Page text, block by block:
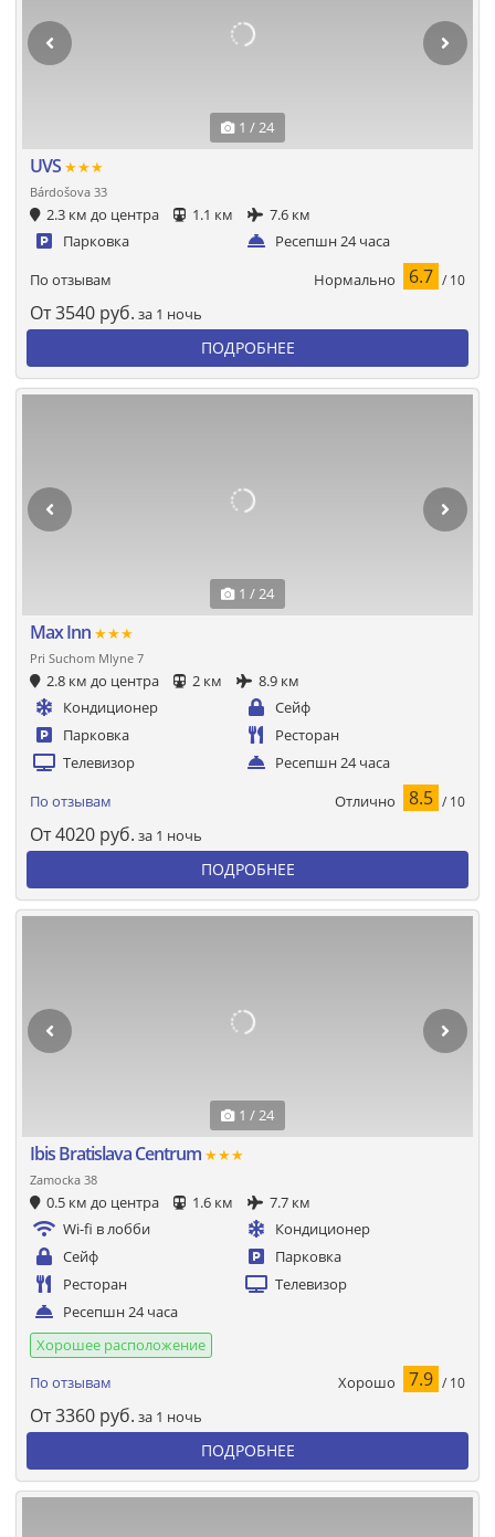
1 / 24
UVS ★★★
Bárdošova 33
2.3 км до центра 1.1 км
7.6 км
Парковка
Ресепшн 24 часа
По отзывам Нормально 6.7 / 10
От3540 руб. за 1 ночь
ПОДРОБНЕЕ
1 / 24
Max Inn ★★★
Pri Suchom Mlyne 7
2.8 км до центра 2 км
8.9 км
Кондиционер
Сейф
Парковка
Ресторан
Телевизор
Ресепшн 24 часа
По отзывам Отлично 8.5 / 10
От4020 руб. за 1 ночь
ПОДРОБНЕЕ
1 / 24
Ibis Bratislava Centrum ★★★
Zamocka 38
0.5 км до центра 1.6 км
7.7 км
Wi-fi в лобби
Кондиционер
Сейф
Парковка
Ресторан
Телевизор
Ресепшн 24 часа
Хорошее расположение
По отзывам
Хорошо 7.9 / 10
От3360 руб. за 1 ночь
ПОДРОБНЕЕ